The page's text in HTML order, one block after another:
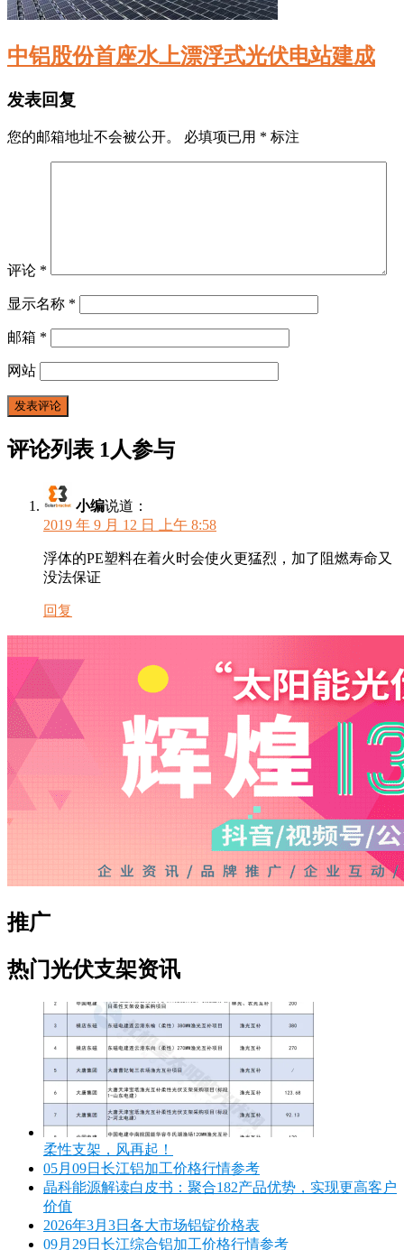
中铝股份首座水上漂浮式光伏电站建成
发表回复
您的邮箱地址不会被公开。 必填项已用 * 标注
评论 *
显示名称 *
邮箱 *
网站
评论列表 1人参与
小编说道：
2019 年 9 月 12 日 上午 8:58
浮体的PE塑料在着火时会使火更猛烈，加了阻燃寿命又
没法保证
回复
推广
热门光伏支架资讯
柔性支架，风再起！
05月09日长江铝加工价格行情参考
晶科能源解读白皮书：聚合182产品优势，实现更高客户
价值
2026年3月3日各大市场铝锭价格表
09月29日长江综合铝加工价格行情参考